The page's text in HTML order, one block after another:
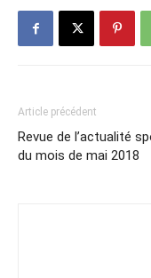
Article précédent
Revue de l’actualité
du mois de mai 2018